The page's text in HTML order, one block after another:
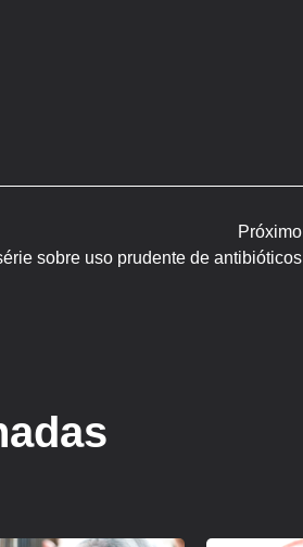
Próximo
sobre uso prudente de antibióticos